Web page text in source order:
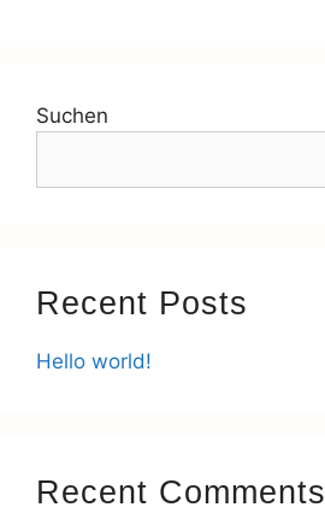
Suchen
Recent Posts
Hello world!
Recent Comments